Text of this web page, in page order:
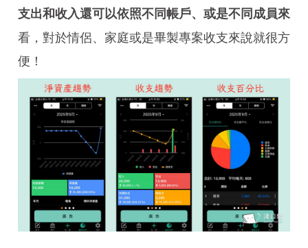
支出和收入還可以依照不同帳戶、或是不同成員來
看，對於情侶、家庭或是畢製專案收支來說就很方
便！